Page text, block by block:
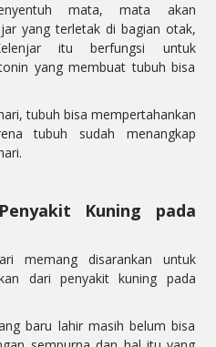
mata, mata akan
yang terletak di bagian otak,
itu berfungsi untuk
yang membuat tubuh bisa
tubuh bisa mempertahankan
tubuh sudah menangkap
Kuning pada
memang disarankan untuk
dari penyakit kuning pada
baru lahir masih belum bisa